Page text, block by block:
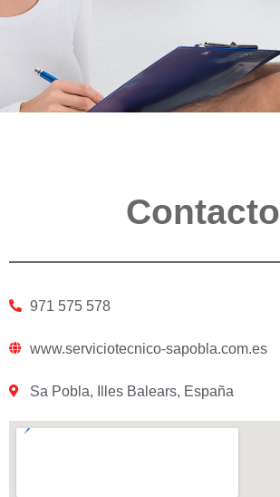
Contacto
971 575 578
www.serviciotecnico-sapobla.com.es
Sa Pobla, Illes Balears, España